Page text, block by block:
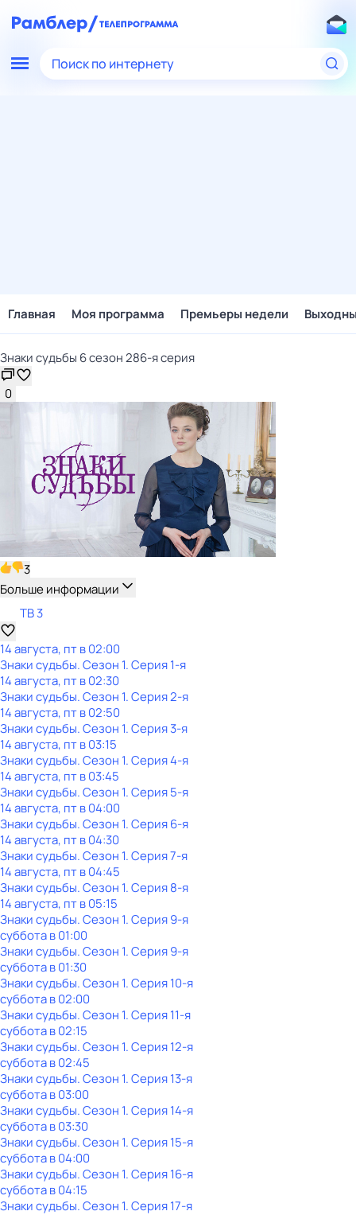
Поиск по интернету
Главная Моя программа Премьеры недели
Знаки cyдьбы 6 сезон 286-я серия
0
3
Больше информации
ТВ 3
14 августа, пт в 02:00
Знаки cyдьбы. Сезон 1. Серия 1-я
14 августа, пт в 02:30
Знаки cyдьбы. Сезон 1. Серия 2-я
14 августа, пт в 02:50
Знаки cyдьбы. Сезон 1. Серия 3-я
14 августа, пт в 03:15
Знаки cyдьбы. Сезон 1. Серия 4-я
14 августа, пт в 03:45
Знаки cyдьбы. Сезон 1. Серия 5-я
14 августа, пт в 04:00
Знаки cyдьбы. Сезон 1. Серия 6-я
14 августа, пт в 04:30
Знаки cyдьбы. Сезон 1. Серия 7-я
14 августа, пт в 04:45
Знаки cyдьбы. Сезон 1. Серия 8-я
14 августа, пт в 05:15
Знаки cyдьбы. Сезон 1. Серия 9-я
субботав01:00
Знаки cyдьбы. Сезон 1. Серия 9-я
субботав01:30
Знаки cyдьбы. Сезон 1. Серия 10-я
субботав02:00
Знаки cyдьбы. Сезон 1. Серия 11-я
субботав02:15
Знаки cyдьбы. Сезон 1. Серия 12-я
субботав02:45
Знаки cyдьбы. Сезон 1. Серия 13-я
субботав03:00
Знаки cyдьбы. Сезон 1. Серия 14-я
субботав03:30
Знаки cyдьбы. Сезон 1. Серия 15-я
субботав04:00
Знаки cyдьбы. Сезон 1. Серия 16-я
субботав04:15
Знаки cyдьбы. Сезон 1. Серия 17-я